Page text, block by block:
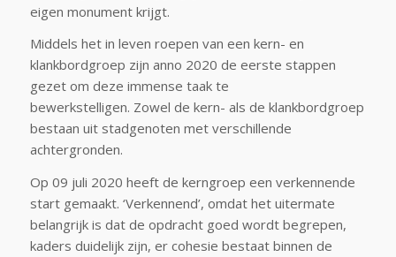
eigen monument krijgt.
Middels het in leven roepen van een kern- en
klankbordgroep zijn anno 2020 de eerste stappen
gezet om deze immense taak te
bewerkstelligen. Zowel de kern- als de klankbordgroep
bestaan uit stadgenoten met verschillende
achtergronden.
Op 09 juli 2020 heeft de kerngroep een verkennende
start gemaakt. ‘Verkennend’, omdat het uitermate
belangrijk is dat de opdracht goed wordt begrepen,
kaders duidelijk zijn, er cohesie bestaat binnen de